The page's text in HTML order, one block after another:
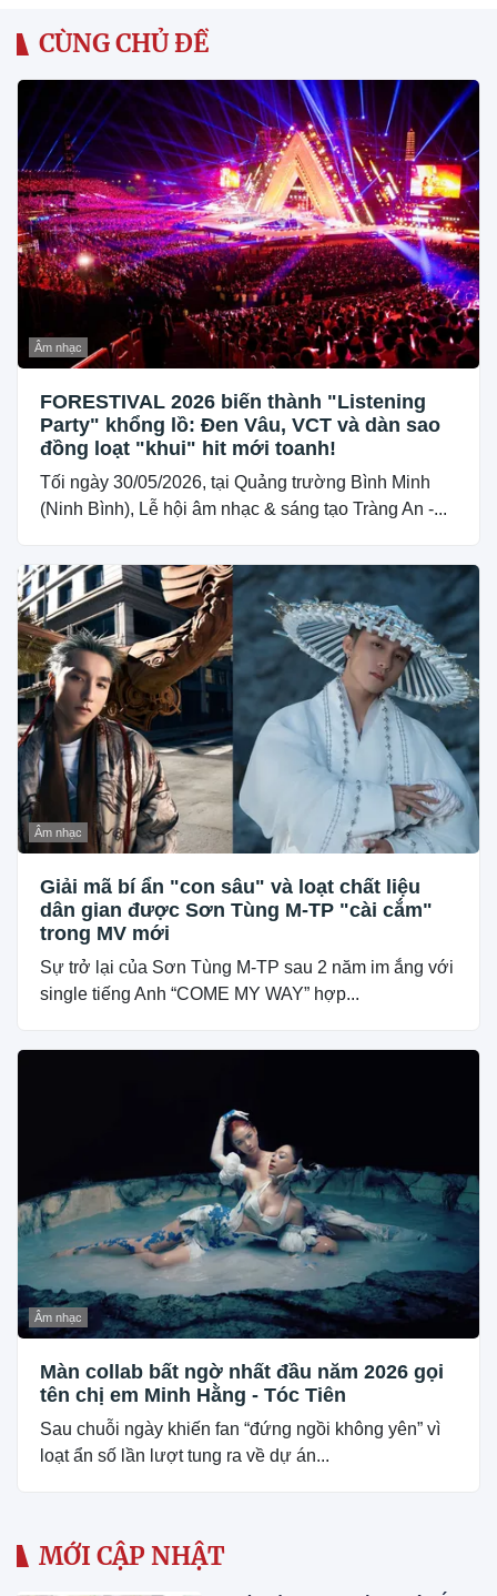
CÙNG CHỦ ĐỀ
Âm nhạc
FORESTIVAL 2026 biến thành "Listening
Party" khổng lồ: Đen Vâu, VCT và dàn sao
đồng loạt "khui" hit mới toanh!
Tối ngày 30/05/2026, tại Quảng trường Bình Minh
(Ninh Bình), Lễ hội âm nhạc & sáng tạo Tràng An -...
Âm nhạc
Giải mã bí ẩn "con sâu" và loạt chất liệu
dân gian được Sơn Tùng M-TP "cài cắm"
trong MV mới
Sự trở lại của Sơn Tùng M-TP sau 2 năm im ắng với
single tiếng Anh “COME MY WAY” hợp...
Âm nhạc
Màn collab bất ngờ nhất đầu năm 2026 gọi
tên chị em Minh Hằng - Tóc Tiên
Sau chuỗi ngày khiến fan “đứng ngồi không yên” vì
loạt ẩn số lần lượt tung ra về dự án...
MỚI CẬP NHẬT